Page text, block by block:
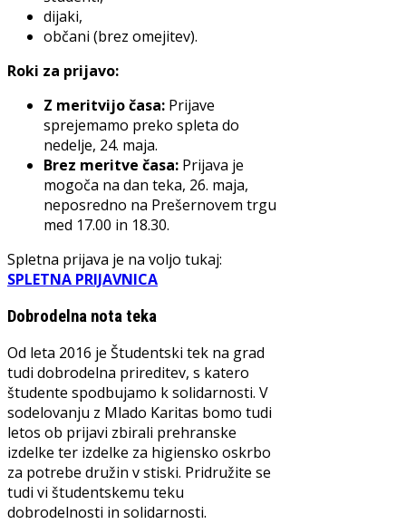
dijaki,
občani (brez omejitev).
Roki za prijavo:
Z meritvijo časa: Prijave
sprejemamo preko spleta do
nedelje, 24. maja.
Brez meritve časa: Prijava je
mogoča na dan teka, 26. maja,
neposredno na Prešernovem trgu
med 17.00 in 18.30.
Spletna prijava je na voljo tukaj:
SPLETNA PRIJAVNICA
Dobrodelna nota teka
Od leta 2016 je Študentski tek na grad
tudi dobrodelna prireditev, s katero
študente spodbujamo k solidarnosti. V
sodelovanju z Mlado Karitas bomo tudi
letos ob prijavi zbirali prehranske
izdelke ter izdelke za higiensko oskrbo
za potrebe družin v stiski. Pridružite se
tudi vi študentskemu teku
dobrodelnosti in solidarnosti.